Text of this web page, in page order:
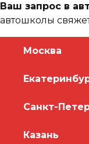
Ваш запрос в
автошколы
Москва
Санкт-
Казань